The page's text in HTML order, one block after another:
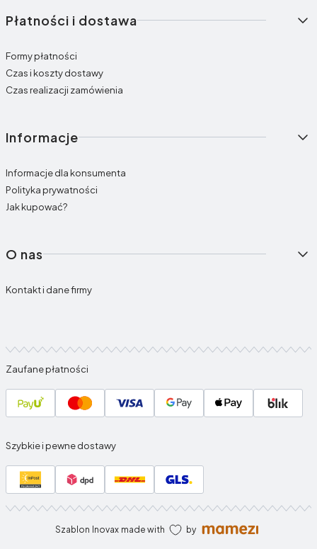
Płatności i dostawa
Formy płatności
Czas i koszty dostawy
Czas realizacji zamówienia
Informacje
Informacje dla konsumenta
Polityka prywatności
Jak kupować?
O nas
Kontakt i dane firmy
Zaufane płatności
Szybkie i pewne dostawy
Szablon Inovax made with by